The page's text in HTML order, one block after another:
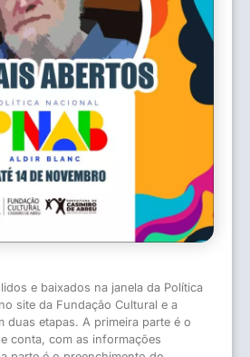
e baixados na janela da Política
site da Fundação Cultural e a
duas etapas. A primeira parte é o
conta, com as informações